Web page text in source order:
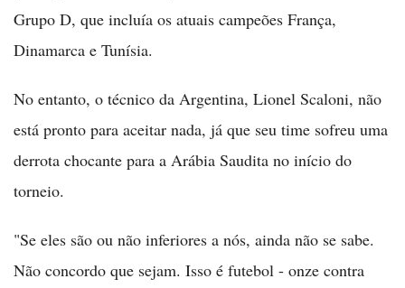
Grupo D, que incluía os atuais campeões França,
Dinamarca e Tunísia.
No entanto, o técnico da Argentina, Lionel Scaloni, não
está pronto para aceitar nada, já que seu time sofreu uma
derrota chocante para a Arábia Saudita no início do
torneio.
"Se eles são ou não inferiores a nós, ainda não se sabe.
Não concordo que sejam. Isso é futebol - onze contra